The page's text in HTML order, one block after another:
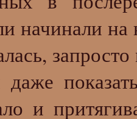
начинали на
и